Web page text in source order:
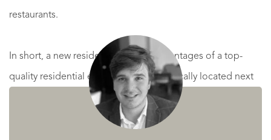
restaurants.
In short, a new residence with the advantages of a top-
quality residential environment, strategically located next
to Puerto Banús, for a truly unrepeatable price.